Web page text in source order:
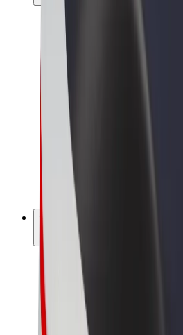
การโดยสาร
สกู๊ตเตอร์
Bolt Market
Bolt Food
Bolt Drive
Bolt for Business
จักรยานไฟฟ้า
Bolt Plus
สร้างรายได้กับ Bolt
คนขับ
รายได้ของคนขับ
พนักงานส่งของ